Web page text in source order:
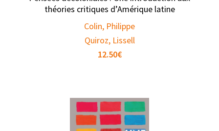
théories critiques d’Amérique latine
Colin, Philippe
Quiroz, Lissell
12.50€